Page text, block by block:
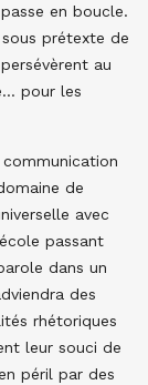
en boucle.
prétexte de
au
pour les
de
avec
passant
dans un
des
rhétoriques
leur souci de
péril par des